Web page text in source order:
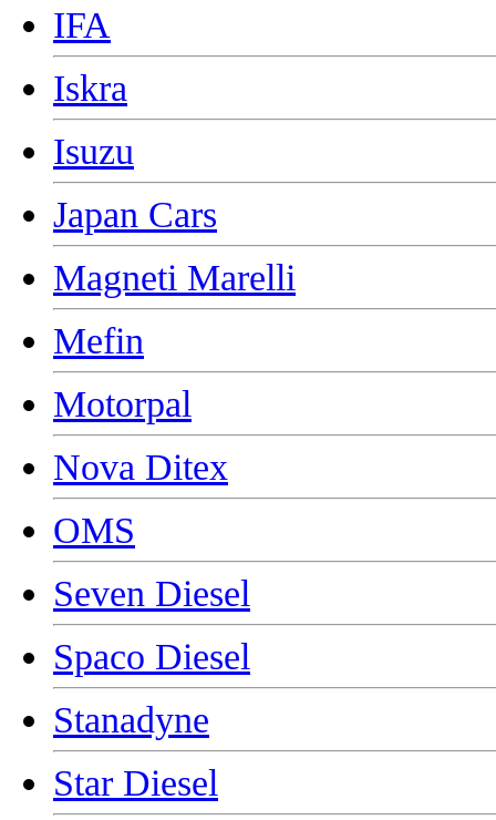
IFA
Iskra
Isuzu
Japan Cars
Magneti Marelli
Mefin
Motorpal
Nova Ditex
OMS
Seven Diesel
Spaco Diesel
Stanadyne
Star Diesel